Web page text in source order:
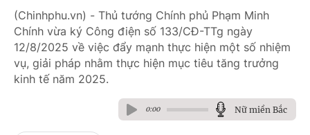
(Chinhphu.vn) - Thủ tướng Chính phủ Phạm Minh
Chính vừa ký Công điện số 133/CĐ-TTg ngày
12/8/2025 về việc đẩy mạnh thực hiện một số nhiệm
vụ, giải pháp nhằm thực hiện mục tiêu tăng trưởng
kinh tế năm 2025.
0:00 Nữ miền Bắc